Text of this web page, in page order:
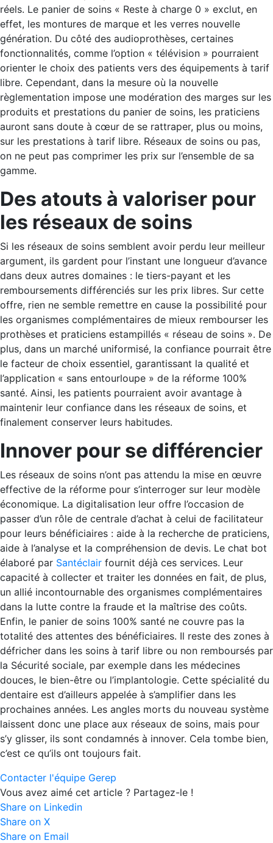
réels. Le panier de soins « Reste à charge 0 » exclut, en
effet, les montures de marque et les verres nouvelle
génération. Du côté des audioprothèses, certaines
fonctionnalités, comme l’option « télévision » pourraient
orienter le choix des patients vers des équipements à tarif
libre. Cependant, dans la mesure où la nouvelle
règlementation impose une modération des marges sur les
produits et prestations du panier de soins, les praticiens
auront sans doute à cœur de se rattraper, plus ou moins,
sur les prestations à tarif libre. Réseaux de soins ou pas,
on ne peut pas comprimer les prix sur l’ensemble de sa
gamme.
Des atouts à valoriser pour
les réseaux de soins
Si les réseaux de soins semblent avoir perdu leur meilleur
argument, ils gardent pour l’instant une longueur d’avance
dans deux autres domaines : le tiers-payant et les
remboursements différenciés sur les prix libres. Sur cette
offre, rien ne semble remettre en cause la possibilité pour
les organismes complémentaires de mieux rembourser les
prothèses et praticiens estampillés « réseau de soins ». De
plus, dans un marché uniformisé, la confiance pourrait être
le facteur de choix essentiel, garantissant la qualité et
l’application « sans entourloupe » de la réforme 100%
santé. Ainsi, les patients pourraient avoir avantage à
maintenir leur confiance dans les réseaux de soins, et
finalement conserver leurs habitudes.
Innover pour se différencier
Les réseaux de soins n’ont pas attendu la mise en œuvre
effective de la réforme pour s’interroger sur leur modèle
économique. La digitalisation leur offre l’occasion de
passer d’un rôle de centrale d’achat à celui de facilitateur
pour leurs bénéficiaires : aide à la recherche de praticiens,
aide à l’analyse et la compréhension de devis. Le chat bot
élaboré par Santéclair fournit déjà ces services. Leur
capacité à collecter et traiter les données en fait, de plus,
un allié incontournable des organismes complémentaires
dans la lutte contre la fraude et la maîtrise des coûts.
Enfin, le panier de soins 100% santé ne couvre pas la
totalité des attentes des bénéficiaires. Il reste des zones à
défricher dans les soins à tarif libre ou non remboursés par
la Sécurité sociale, par exemple dans les médecines
douces, le bien-être ou l’implantologie. Cette spécialité du
dentaire est d’ailleurs appelée à s’amplifier dans les
prochaines années. Les angles morts du nouveau système
laissent donc une place aux réseaux de soins, mais pour
s’y glisser, ils sont condamnés à innover. Cela tombe bien,
c’est ce qu’ils ont toujours fait.
Contacter l'équipe Gerep
Vous avez aimé cet article ? Partagez-le !
Share on Linkedin
Share on X
Share on Email